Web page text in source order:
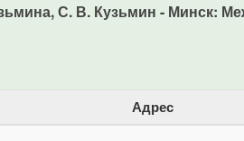
С. В. Кузьмин - Минск:
Адрес